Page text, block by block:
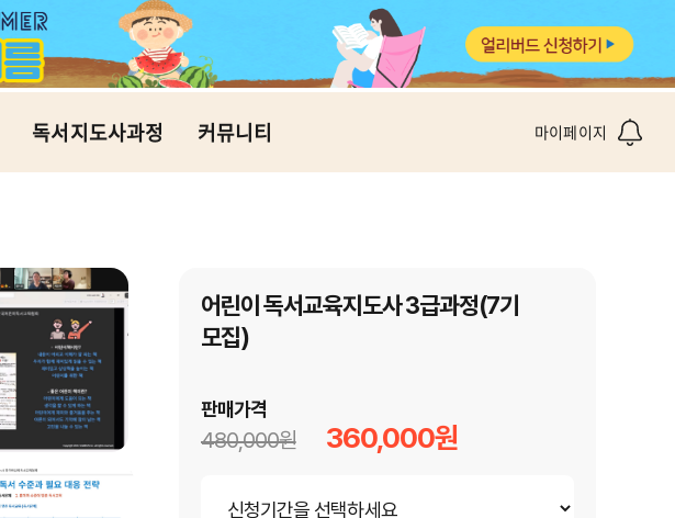
독서지도사과정 커뮤니티 마이페이지
어린이 독서교육지도사 3급과정(7기
모집)
판매가격
480,000원 360,000원